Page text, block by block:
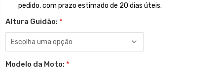
pedido, com prazo estimado de 20 dias úteis.
Altura Guidão: *
Modelo da Moto: *